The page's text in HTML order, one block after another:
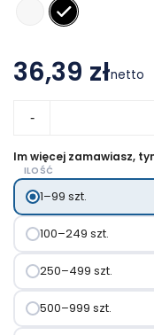
36,39 złnetto
-
350
ml
miedziany
izolowany
próżniowo
kubek
Im więcej zamawiasz,
ILOŚĆ
1–99 szt.
100–249 szt.
250–499 szt.
500–999 szt.